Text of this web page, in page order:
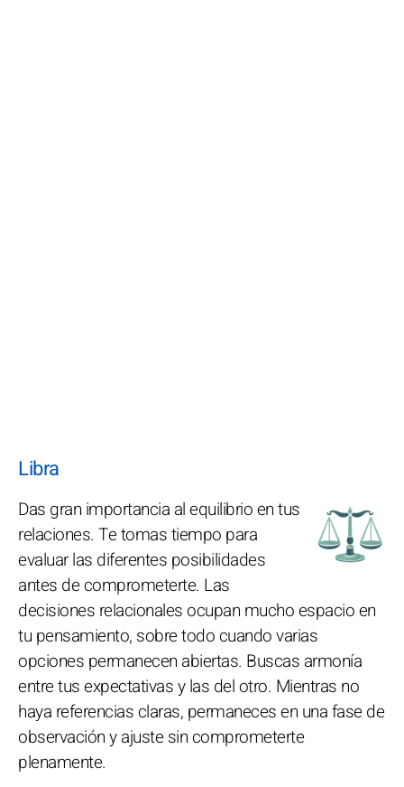
Libra
Das gran importancia al equilibrio en tus
relaciones. Te tomas tiempo para
evaluar las diferentes posibilidades
antes de comprometerte. Las
decisiones relacionales ocupan mucho espacio en
tu pensamiento, sobre todo cuando varias
opciones permanecen abiertas. Buscas armonía
entre tus expectativas y las del otro. Mientras no
haya referencias claras, permaneces en una fase de
observación y ajuste sin comprometerte
plenamente.